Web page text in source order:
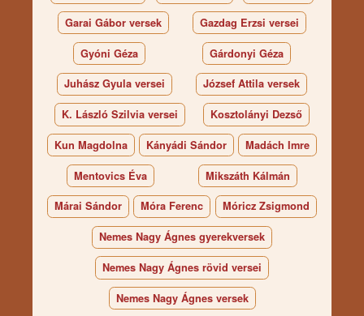
Garai Gábor versek Gazdag Erzsi versei
Gyóni Géza Gárdonyi Géza
Juhász Gyula versei József Attila versek
K. László Szilvia versei Kosztolányi Dezső
Kun Magdolna Kányádi Sándor Madách Imre
Mentovics Éva Mikszáth Kálmán
Márai Sándor Móra Ferenc Móricz Zsigmond
Nemes Nagy Ágnes gyerekversek
Nemes Nagy Ágnes rövid versei
Nemes Nagy Ágnes versek